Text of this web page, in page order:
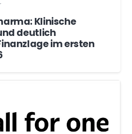
Klinische
deutlich
im ersten